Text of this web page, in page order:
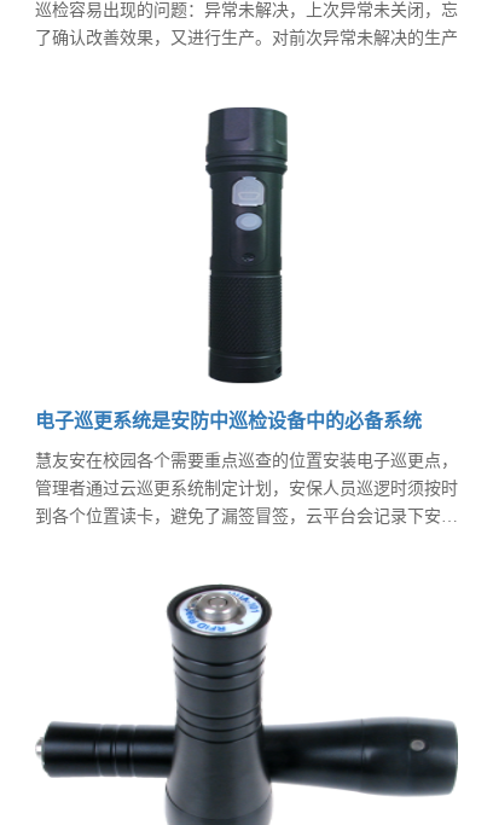
巡检容易出现的问题：异常未解决，上次异常未关闭，忘
了确认改善效果，又进行生产。对前次异常未解决的生产
来料和工艺，设备工装管理维护。只注重巡检中抽取的样
品的不良，未对转序的不良进行监控。只重视不良率，不
重视不良分布。只重视重点工序不重视一般工序。对全检
电子巡更系统是安防中巡检设备中的必备系统
慧友安在校园各个需要重点巡查的位置安装电子巡更点，
管理者通过云巡更系统制定计划，安保人员巡逻时须按时
到各个位置读卡，避免了漏签冒签，云平台会记录下安保
新增，为了减少人民的担忧，慧友安推出更好的巡更主打
产品，做到学校安防好“管理”，学生安全有“保障”，家长